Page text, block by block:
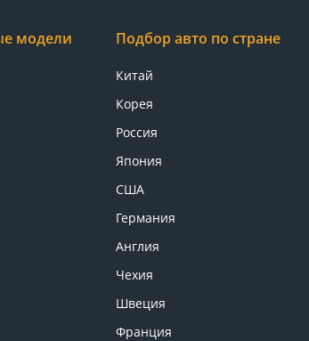
модели Подбор авто по стране
Китай
Корея
Россия
Япония
США
Германия
Англия
Чехия
Швеция
Франция